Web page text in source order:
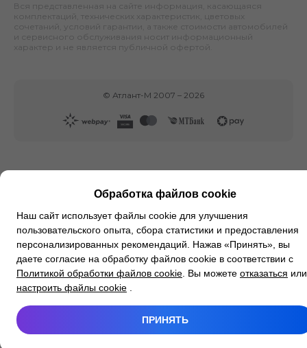
Вся представленная на сайте информация, касающаяся
комплектаций, технических характеристик, цветовых
сочетаний, условий гарантии, а также стоимости автомобилей
и сервисного обслуживания носит информационный
характер и не является публичной офертой.
© Атлант-М 2007 – 2026
Обработка файлов cookie
Наш сайт использует файлы cookie для улучшения
пользовательского опыта, сбора статистики и предоставления
персонализированных рекомендаций. Нажав «Принять», вы
даете согласие на обработку файлов cookie в соответствии с
Политикой обработки файлов cookie . Вы можете отказаться или
настроить файлы cookie
ПРИНЯТЬ